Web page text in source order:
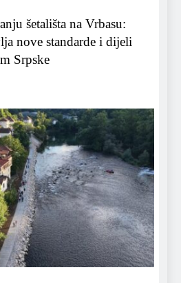
šetališta na Vrbasu:
nove standarde i dijeli
Srpske